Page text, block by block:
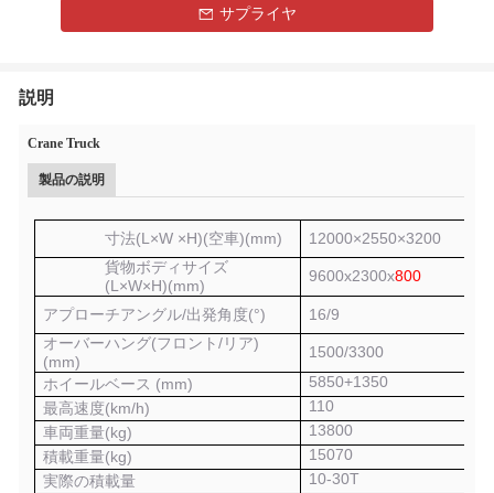
サプライヤ
説明
Crane Truck
製品の説明
寸法(L×W ×H)(空車)(mm)
12000×2550×3200
貨物ボディサイズ
(L×W×H)(mm)
9600x2300x800
アプローチアングル/出発角度(°)
16/9
オーバーハング(フロント/リア)
(mm)
1500/3300
ホイールベース (mm)
5850+1350
最高速度(km/h)
110
車両重量(kg) 13800
積載重量(kg) 1 5070
実際の積載量
10-30T